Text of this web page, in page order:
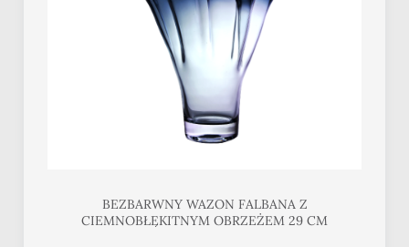
BEZBARWNY WAZON FALBANA Z
CIEMNOBŁĘKITNYM OBRZEŻEM 29 CM